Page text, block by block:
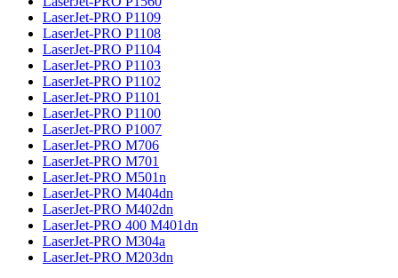
LaserJet-PRO P1109
LaserJet-PRO P1108
LaserJet-PRO P1104
LaserJet-PRO P1103
LaserJet-PRO P1102
LaserJet-PRO P1101
LaserJet-PRO P1100
LaserJet-PRO P1007
LaserJet-PRO M706
LaserJet-PRO M701
LaserJet-PRO M501n
LaserJet-PRO M404dn
LaserJet-PRO M402dn
LaserJet-PRO 400 M401dn
LaserJet-PRO M304a
LaserJet-PRO M203dn